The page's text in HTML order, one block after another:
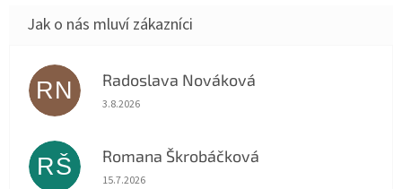
RN Radoslava Nováková
Hodnocení obchodu je 5 z 5 hvězdiček.
3.8.2026
RŠ Romana Škrobáčková
Hodnocení obchodu je 5 z 5 hvězdiček.
15.7.2026